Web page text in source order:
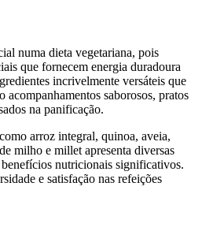
numa dieta vegetariana, pois
que fornecem energia duradoura
incrivelmente versáteis que
acompanhamentos saborosos, pratos
na panificação.
arroz integral, quinoa, aveia,
milho e millet apresenta diversas
nutricionais significativos.
e satisfação nas refeições